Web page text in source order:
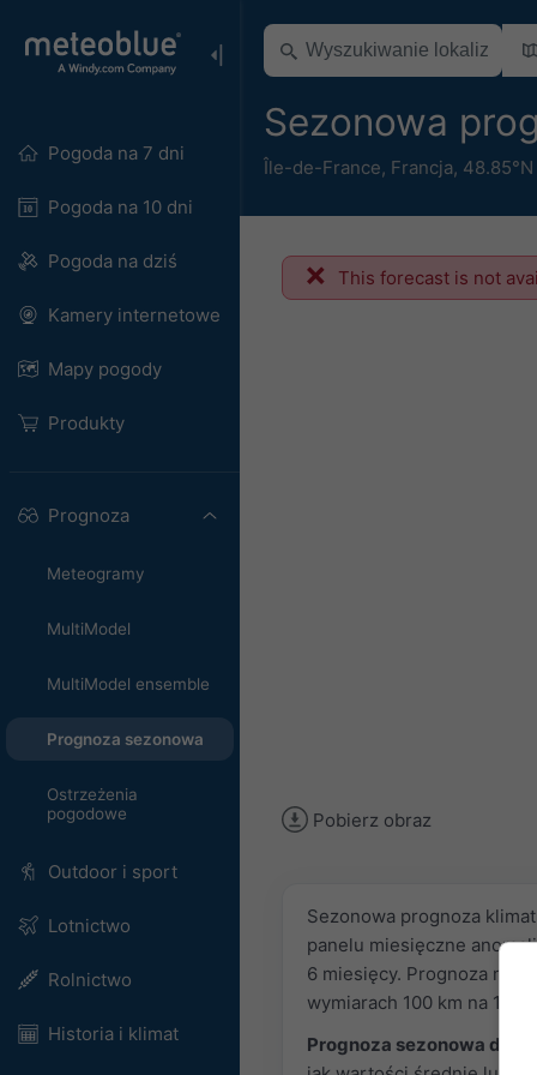
Pogoda na 7 dni
Pogoda na 10 dni
Pogoda na dziś
Kamery internetowe
Mapy pogody
Produkty
Prognoza
Meteogramy
MultiModel
MultiModel ensemble
Prognoza sezonowa
Ostrzeżenia
pogodowe
Outdoor i sport
Lotnictwo
Rolnictwo
Historia i klimat
Sezonowa
Île-de-France, Francja,
This forecast is not
Pobierz obraz
Sezonowa prognoza
panelu miesięczne
6 miesięcy. Prognoza ma
wymiarach 100 km na 100
Prognoza sezonowa